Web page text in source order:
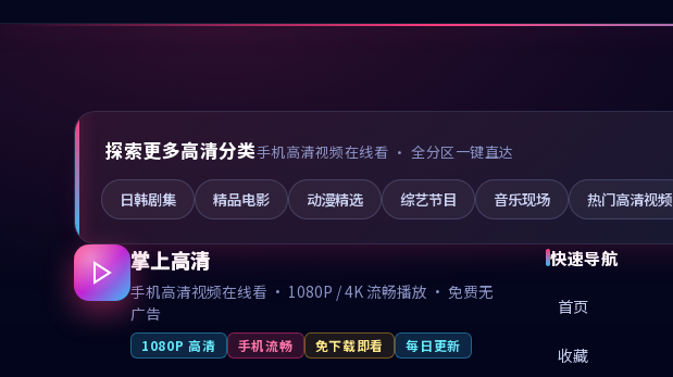
探索更多高清分类手机高清视频在线看 · 全分区一键直达
日韩剧集 精品电影 动漫精选 综艺节目 音乐现场 热门高清视频
掌上高清
手机高清视频在线看 · 1080P / 4K 流畅播放 · 免费无
广告
1080P 高清 手机流畅 免下载即看 每日更新
快速导航
首页
收藏